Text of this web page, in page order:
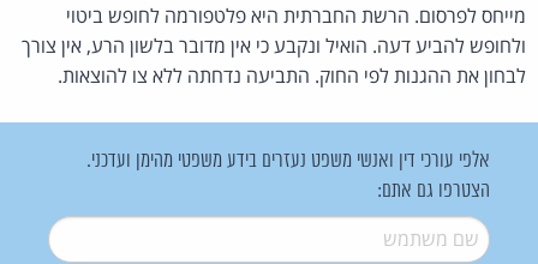
מייחס לפרסום. הרשת החברתית היא פלטפורמה לחופש ביטוי
ולחופש להביע דעה. הואיל ונקבע כי אין מדובר בלשון הרע, אין צורך
לבחון את ההגנות לפי החוק. התביעה נדחתה ללא צו להוצאות.
אלפי עורכי דין ואנשי משפט נעזרים בידע משפטי מהימן ועדכני.
הצטרפו גם אתם:
שם משתמש*